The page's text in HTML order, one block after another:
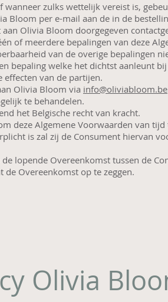
wanneer zulks wettelijk vereist is,
Bloom per e-mail aan de in de
Olivia Bloom doorgegeven
of meerdere bepalingen van deze
van de overige bepalingen
bepaling welke het dichtst aanleunt
van de partijen.
Olivia Bloom via info@oliviabloom.be
te behandelen.
het Belgische recht van kracht.
deze Algemene Voorwaarden van
is zal zij de Consument hiervan
lopende Overeenkomst tussen de
Overeenkomst op te zeggen.
Olivia